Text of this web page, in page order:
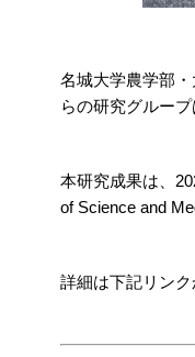
名城大学農学部
らの研究グルー
本研究成果は、
of Science and
詳細は下記リンク